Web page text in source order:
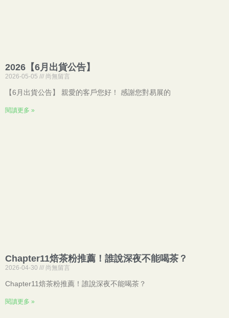
2026【6月出貨公告】
2026-05-05 尚無留言
【6月出貨公告】 親愛的客戶您好！ 感謝您對易展的
閱讀更多 »
Chapter11焙茶粉推薦！誰說深夜不能喝茶？
2026-04-30 尚無留言
Chapter11焙茶粉推薦！誰說深夜不能喝茶？
閱讀更多 »